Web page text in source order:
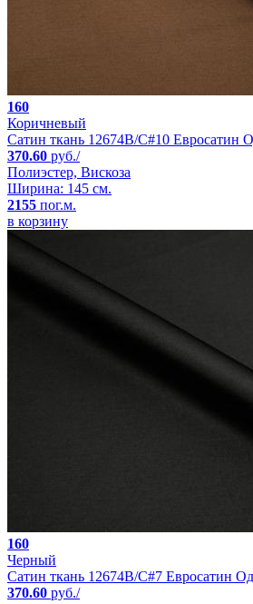
160
Коричневый
Сатин ткань 12674B/C#10 Евросатин
370.60 руб./
Полиэстер, Вискоза
Ширина: 145 см.
2155 пог.м.
в корзину
160
Черный
Сатин ткань 12674B/C#7 Евросатин
370.60 руб./